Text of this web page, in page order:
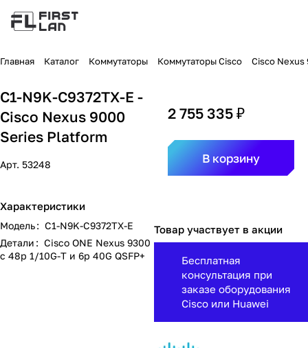
Главная Каталог Коммутаторы Коммутаторы Cisco Cisco Nexus
C1-N9K-C9372TX-E -
Cisco Nexus 9000
Series Platform
Арт. 53248
Характеристики
Модель: C1-N9K-C9372TX-E
Детали: Cisco ONE Nexus 9300
с 48p 1/10G-T и 6p 40G QSFP+
2 755 335 ₽
В корзину
Товар участвует в акции
Бесплатная
консультация при
заказе оборудования
Cisco или Huawei